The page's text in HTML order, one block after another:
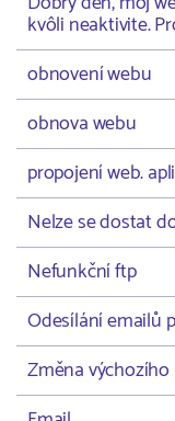
kvôli neaktivite.
obnovení webu
obnova webu
propojení web.
Nelze se dostat
Nefunkční ftp
Odesílání emailů
Změna